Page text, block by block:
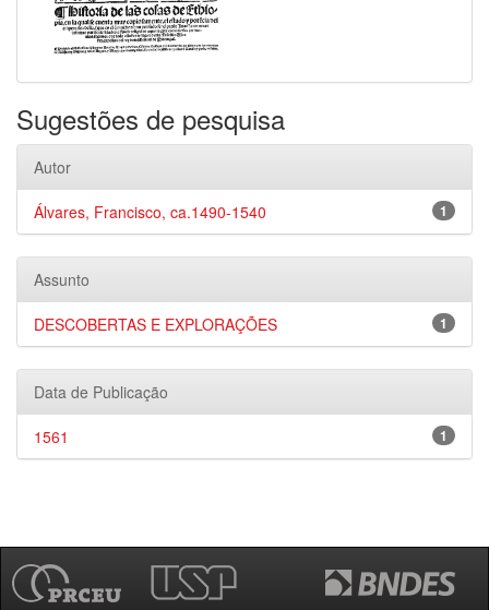
Sugestões de pesquisa
Autor
1
Álvares, Francisco, ca.1490-1540
Assunto
1
DESCOBERTAS E EXPLORAÇÕES
Data de Publicação
1
1561